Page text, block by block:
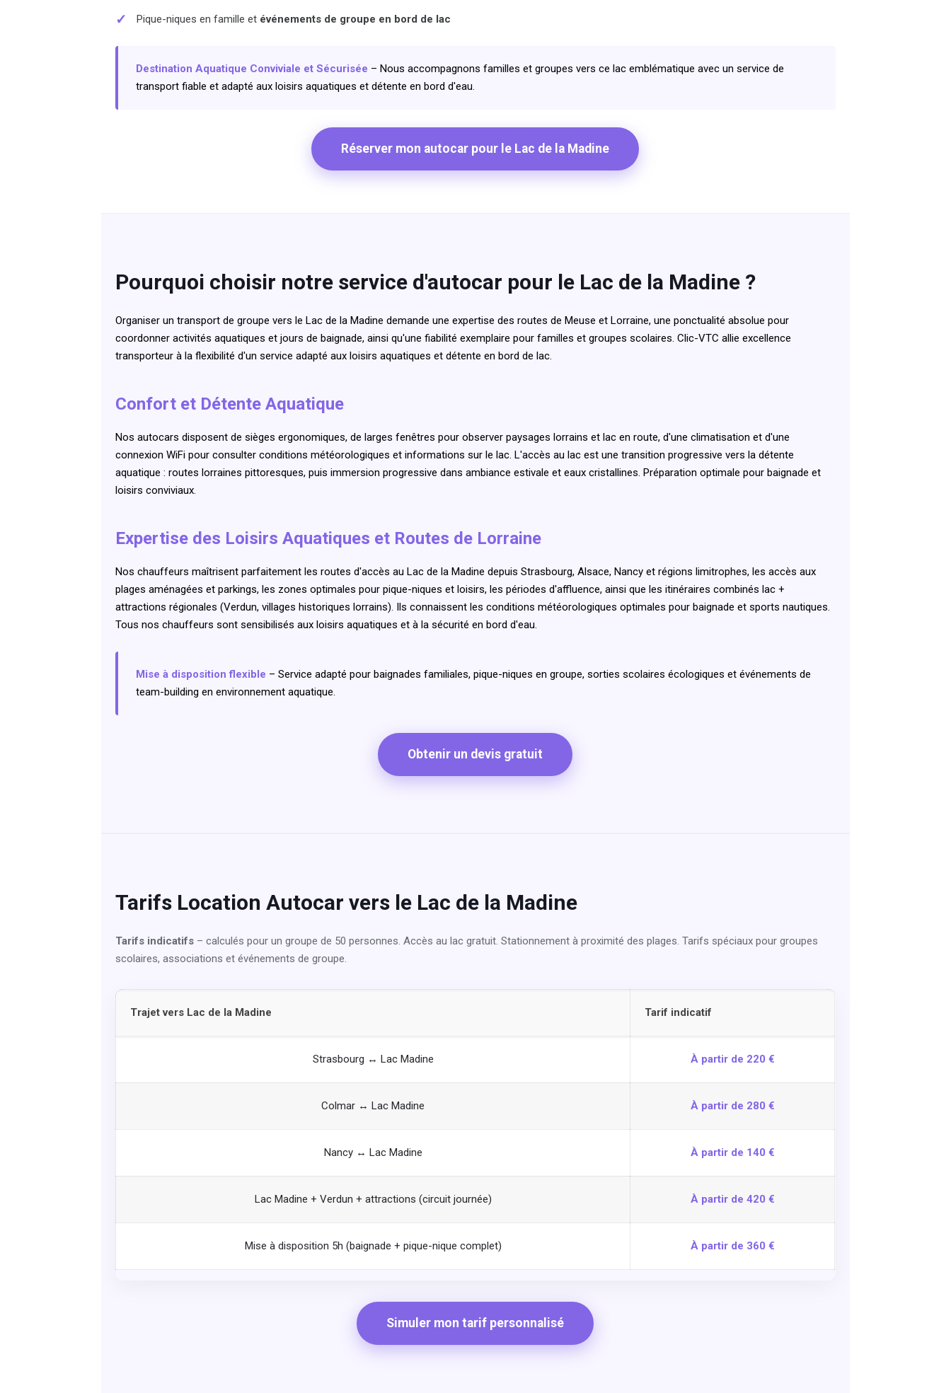
✓ Pique-niques en famille et événements de groupe en bord de lac
Destination Aquatique Conviviale et Sécurisée – Nous accompagnons familles et groupes vers ce lac emblématique avec un service de
transport fiable et adapté aux loisirs aquatiques et détente en bord d'eau.
Réserver mon autocar pour le Lac de la Madine
Pourquoi choisir notre service d'autocar pour le Lac de la Madine ?
Organiser un transport de groupe vers le Lac de la Madine demande une expertise des routes de Meuse et Lorraine, une ponctualité absolue pour
coordonner activités aquatiques et jours de baignade, ainsi qu'une fiabilité exemplaire pour familles et groupes scolaires. Clic-VTC allie excellence
transporteur à la flexibilité d'un service adapté aux loisirs aquatiques et détente en bord de lac.
Confort et Détente Aquatique
Nos autocars disposent de sièges ergonomiques, de larges fenêtres pour observer paysages lorrains et lac en route, d'une climatisation et d'une
connexion WiFi pour consulter conditions météorologiques et informations sur le lac. L'accès au lac est une transition progressive vers la détente
aquatique : routes lorraines pittoresques, puis immersion progressive dans ambiance estivale et eaux cristallines. Préparation optimale pour baignade et
loisirs conviviaux.
Expertise des Loisirs Aquatiques et Routes de Lorraine
Nos chauffeurs maîtrisent parfaitement les routes d'accès au Lac de la Madine depuis Strasbourg, Alsace, Nancy et régions limitrophes, les accès aux
plages aménagées et parkings, les zones optimales pour pique-niques et loisirs, les périodes d'affluence, ainsi que les itinéraires combinés lac +
attractions régionales (Verdun, villages historiques lorrains). Ils connaissent les conditions météorologiques optimales pour baignade et sports nautiques.
Tous nos chauffeurs sont sensibilisés aux loisirs aquatiques et à la sécurité en bord d'eau.
Mise à disposition flexible – Service adapté pour baignades familiales, pique-niques en groupe, sorties scolaires écologiques et événements de
team-building en environnement aquatique.
Obtenir un devis gratuit
Tarifs Location Autocar vers le Lac de la Madine
Tarifs indicatifs – calculés pour un groupe de 50 personnes. Accès au lac gratuit. Stationnement à proximité des plages. Tarifs spéciaux pour groupes
scolaires, associations et événements de groupe.
Trajet vers Lac de la Madine Tarif indicatif
Strasbourg ↔ Lac Madine À partir de 220 €
Colmar ↔ Lac Madine À partir de 280 €
Nancy ↔ Lac Madine À partir de 140 €
Lac Madine + Verdun + attractions (circuit journée) À partir de 420 €
Mise à disposition 5h (baignade + pique-nique complet) À partir de 360 €
Simuler mon tarif personnalisé